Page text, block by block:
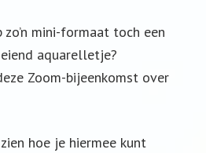
mini-formaat toch een
aquarelletje?
Zoom-bijeenkomst over
hoe je hiermee kunt